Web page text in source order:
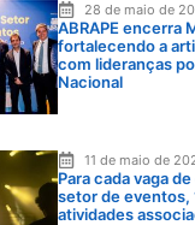
28 de maio de
ABRAPE encerra
fortalecendo a
com lideranças
Nacional
11 de maio de
Para cada vaga
setor de eventos,
atividades